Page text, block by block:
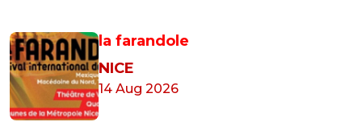
la farandole
NICE
14 Aug 2026